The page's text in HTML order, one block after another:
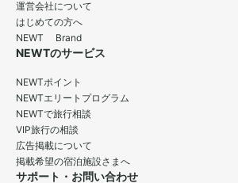
運営会社について
はじめての方へ
NEWT Brand
NEWTのサービス
NEWTポイント
NEWTエリートプログラム
NEWTで旅行相談
VIP旅行の相談
広告掲載について
掲載希望の宿泊施設さまへ
サポート・お問い合わせ